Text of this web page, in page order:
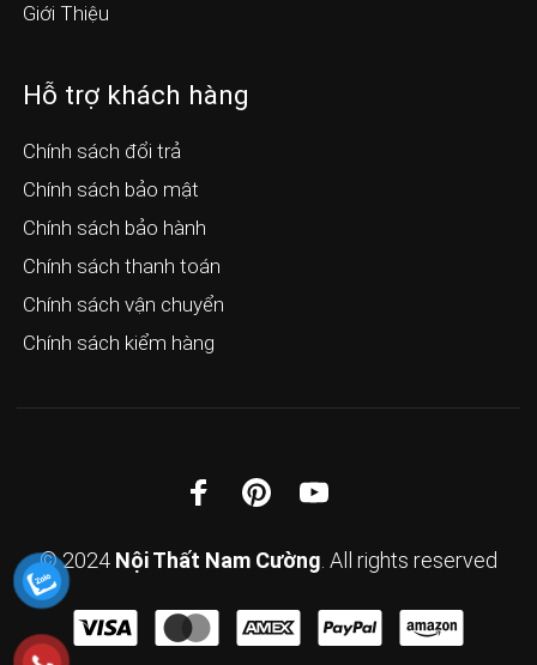
Giới Thiệu
Hỗ trợ khách hàng
Chính sách đổi trả
Chính sách bảo mật
Chính sách bảo hành
Chính sách thanh toán
Chính sách vận chuyển
Chính sách kiểm hàng
© 2024 Nội Thất Nam Cường . All rights reserved